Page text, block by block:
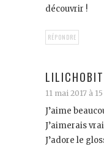
découvrir !
RÉPONDRE
LILICHOBIT
11 mai 2017 à
J’aime
J’aimerais
J’adore le